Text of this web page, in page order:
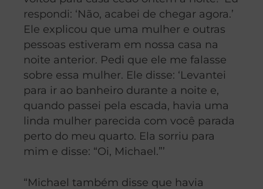
respondi: ‘Não, acabei de chegar agora.’
Ele explicou que uma mulher e outras
pessoas estiveram em nossa casa na
noite anterior. Pedi que ele me falasse
sobre essa mulher. Ele disse: ‘Levantei
para ir ao banheiro durante a noite e,
quando passei pela escada, havia uma
linda mulher parecida com você parada
perto do meu quarto. Ela sorriu para
mim e disse: “Oi, Michael.”’
“Michael também disse que havia